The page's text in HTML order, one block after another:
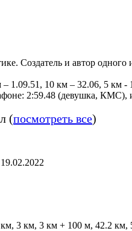
Создатель и автор
1.09.51, 10 км – 32.06, 5 км -
2:59​​.48 (девушка, КМС),
(посмотреть все)
3 км, 3 км + 100 м, 42.2 км,